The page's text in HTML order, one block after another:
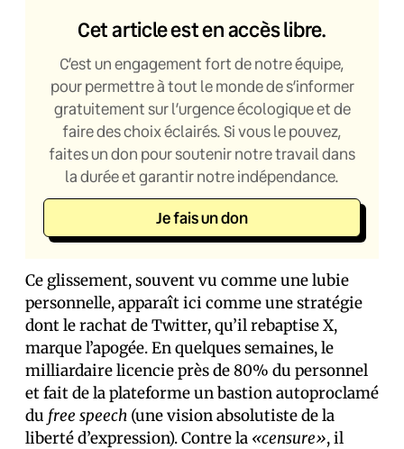
Cet article est en accès libre.
C’est un engagement fort de notre équipe,
pour permettre à tout le monde de s’informer
gratuitement sur l’urgence écologique et de
faire des choix éclairés. Si vous le pouvez,
faites un don pour soutenir notre travail dans
la durée et garantir notre indépendance.
Je fais un don
Ce glissement, souvent vu comme une lubie
personnelle, apparaît ici comme une stratégie
dont le rachat de Twitter, qu’il rebaptise X,
marque l’apogée. En quelques semaines, le
milliardaire licencie près de 80% du personnel
et fait de la plateforme un bastion autoproclamé
du free speech (une vision absolutiste de la
liberté d’expression). Contre la «censure», il